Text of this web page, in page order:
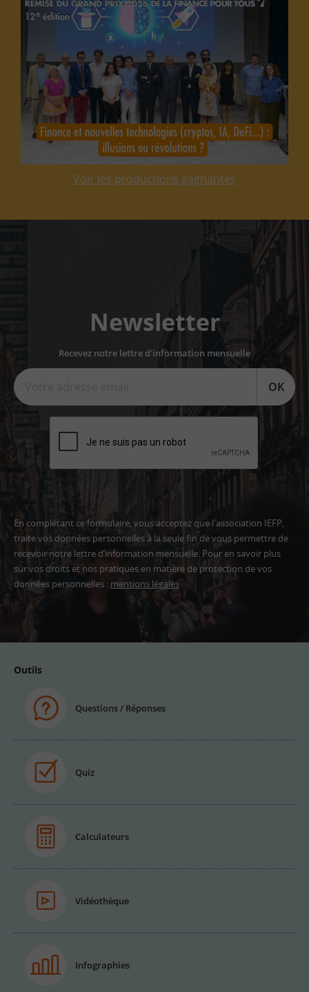
Voir les productions gagnantes
Newsletter
Recevez notre lettre d'information mensuelle
OK
En complétant ce formulaire, vous acceptez que l'association IEFP,
traite vos données personnelles à la seule fin de vous permettre de
recevoir notre lettre d’information mensuelle. Pour en savoir plus
sur vos droits et nos pratiques en matière de protection de vos
données personnelles : mentions légales
Outils
Questions / Réponses
Quiz
Calculateurs
Vidéothèque
Infographies